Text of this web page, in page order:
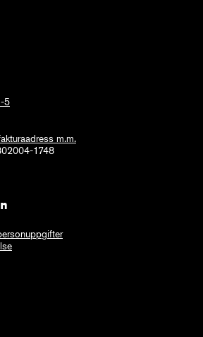
5
m.m.
1748